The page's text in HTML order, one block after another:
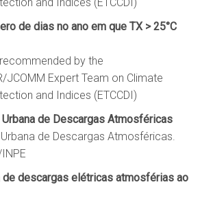
de dias no ano em que TX > 25°C
by the
JCOMM Expert Team on Climate
and Indices (ETCCDI)
Urbana de Descargas Atmosféricas
de Descargas Atmosféricas.
de descargas elétricas atmosférias ao